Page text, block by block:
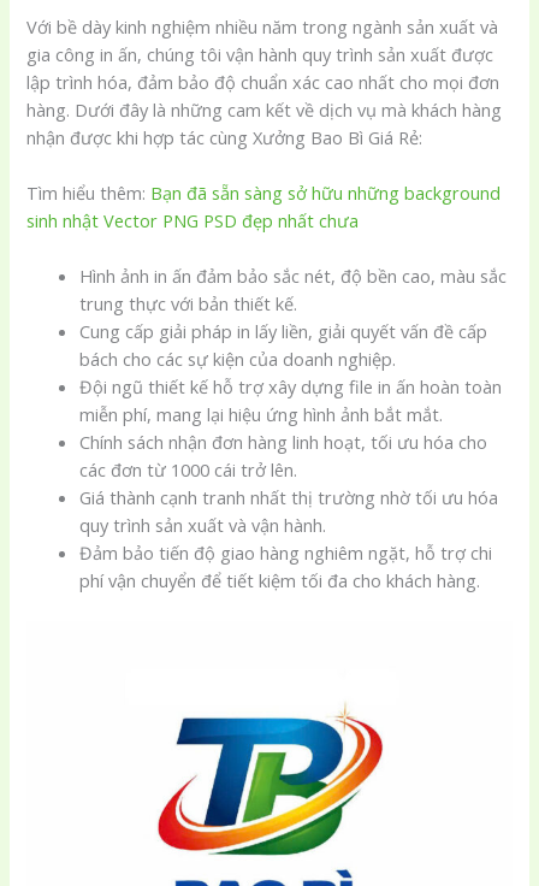
Với bề dày kinh nghiệm nhiều năm trong ngành sản xuất và
gia công in ấn, chúng tôi vận hành quy trình sản xuất được
lập trình hóa, đảm bảo độ chuẩn xác cao nhất cho mọi đơn
hàng. Dưới đây là những cam kết về dịch vụ mà khách hàng
nhận được khi hợp tác cùng Xưởng Bao Bì Giá Rẻ:
Tìm hiểu thêm: Bạn đã sẵn sàng sở hữu những background
sinh nhật Vector PNG PSD đẹp nhất chưa
Hình ảnh in ấn đảm bảo sắc nét, độ bền cao, màu sắc
trung thực với bản thiết kế.
Cung cấp giải pháp in lấy liền, giải quyết vấn đề cấp
bách cho các sự kiện của doanh nghiệp.
Đội ngũ thiết kế hỗ trợ xây dựng file in ấn hoàn toàn
miễn phí, mang lại hiệu ứng hình ảnh bắt mắt.
Chính sách nhận đơn hàng linh hoạt, tối ưu hóa cho
các đơn từ 1000 cái trở lên.
Giá thành cạnh tranh nhất thị trường nhờ tối ưu hóa
quy trình sản xuất và vận hành.
Đảm bảo tiến độ giao hàng nghiêm ngặt, hỗ trợ chi
phí vận chuyển để tiết kiệm tối đa cho khách hàng.